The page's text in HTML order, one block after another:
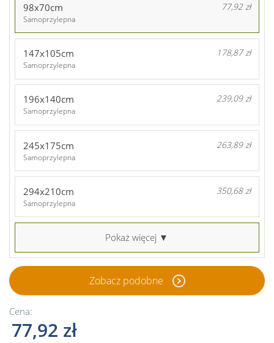
98x70cm 77,92 zł
Samoprzylepna
147x105cm 178,87 zł
Samoprzylepna
196x140cm 239,09 zł
Samoprzylepna
245x175cm 263,89 zł
Samoprzylepna
294x210cm 350,68 zł
Samoprzylepna
Pokaż więcej ▼
Zobacz podobne
Cena:
77,92 zł